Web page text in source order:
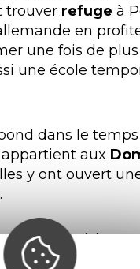
trouver refuge à
en
une fois de
une école
dans le
aux
y ont ouvert
.
ne se visite
aux